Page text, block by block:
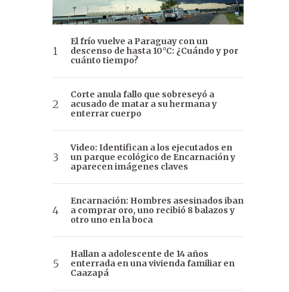
El frío vuelve a Paraguay con un
descenso de hasta 10°C: ¿Cuándo y por
cuánto tiempo?
Corte anula fallo que sobreseyó a
acusado de matar a su hermana y
enterrar cuerpo
Video: Identifican a los ejecutados en
un parque ecológico de Encarnación y
aparecen imágenes claves
Encarnación: Hombres asesinados iban
a comprar oro, uno recibió 8 balazos y
otro uno en la boca
Hallan a adolescente de 14 años
enterrada en una vivienda familiar en
Caazapá